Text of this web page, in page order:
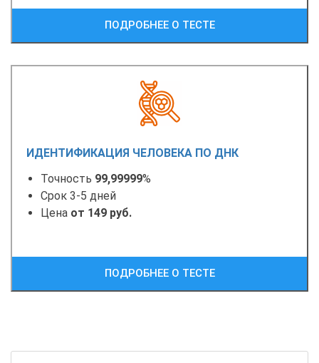
ПОДРОБНЕЕ О ТЕСТЕ
ИДЕНТИФИКАЦИЯ ЧЕЛОВЕКА ПО ДНК
Точность 99,99999%
Срок 3-5 дней
Цена от 149 руб.
ПОДРОБНЕЕ О ТЕСТЕ